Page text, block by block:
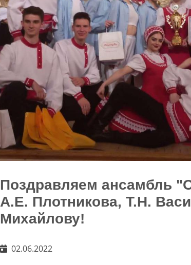
Поздравляем ансамбль
А.Е. Плотникова, Т.Н.
Михайлову!
02.06.2022